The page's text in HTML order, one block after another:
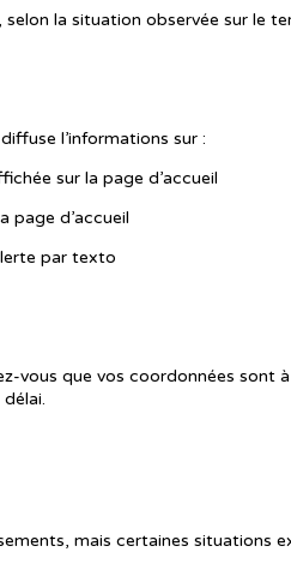
la situation observée sur le
l’informations sur :
sur la page d’accueil
page d’accueil
par texto
vous que vos coordonnées sont
mais certaines situations